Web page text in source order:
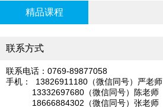
精品课程
联系方式
联系电话：0769-89877058
手机： 13826911180（微信同号）严老师
13332697680（微信同号）陈老师
18666884302（微信同号）张老师